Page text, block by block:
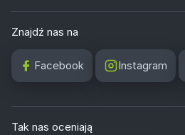
Znajdź nas na
Facebook Instagram
Tak nas oceniają